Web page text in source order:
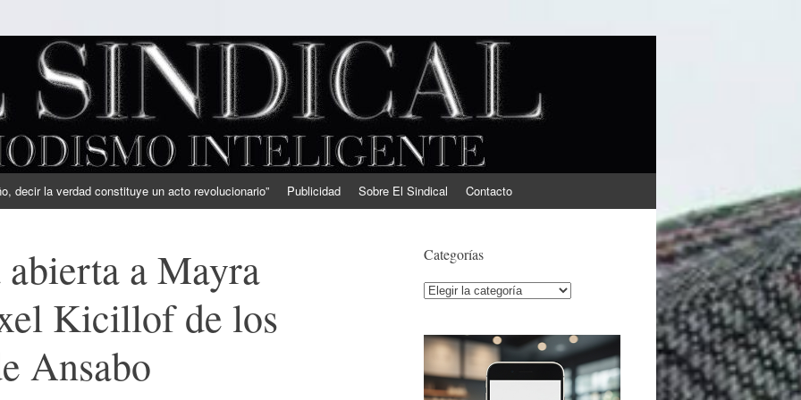
decir la verdad constituye un acto revolucionario” Publicidad Sobre El Sindical Contacto
a Mayra
Kicillof de los
Ansabo
Categorías
Categorías